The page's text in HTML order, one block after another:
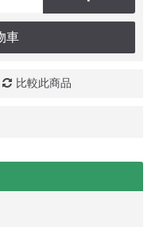
車
比較此商品